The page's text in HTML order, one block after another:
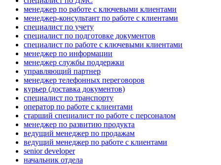
менеджер по работе с ключевыми клиентами
менеджер-консультант по работе с клиентами
специалист по учету
специалист по подготовке документов
специалист по работе с ключевыми клиентами
менеджер по информации
менеджер службы поддержки
управляющий партнер
менеджер телефонных переговоров
курьер (доставка документов)
специалист по транспорту
оператор по работе с клиентами
старший специалист по работе с персоналом
менеджер по развитию продукта
ведущий менеджер по продажам
ведущий менеджер по работе с клиентами
senior developer
начальник отдела